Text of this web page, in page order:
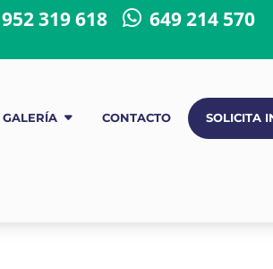
952 319 618 649 214 570
GALERÍA CONTACTO SOLICITA